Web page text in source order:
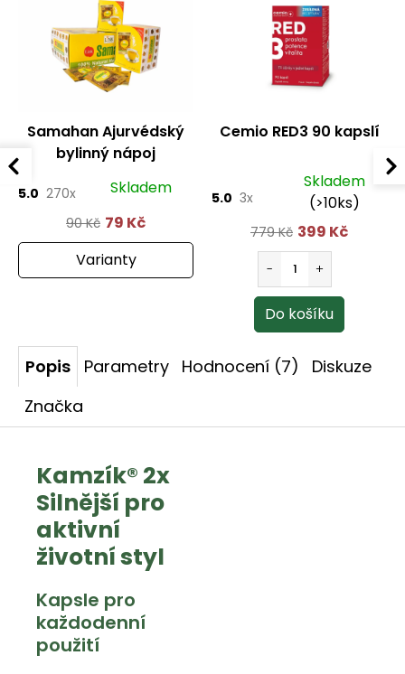
Samahan Ajurvédský
bylinný nápoj
5.0 270x Skladem
90 Kč 79 Kč
Varianty
Cemio RED3 90 kapslí
5.0 3x
Skladem
(>10ks)
779 Kč 399 Kč
Popis Parametry Hodnocení (7)
Diskuze
Značka
Kamzík® 2x
Silnější pro
aktivní
životní styl
Kapsle pro
každodenní
použití